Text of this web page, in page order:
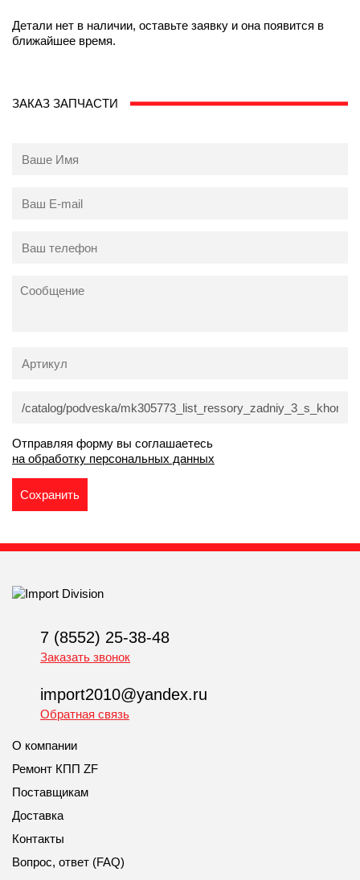
Детали нет в наличии, оставьте заявку и она появится в
ближайшее время.
ЗАКАЗ ЗАПЧАСТИ
Отправляя форму вы соглашаетесь
на обработку персональных данных
7 (8552) 25-38-48
Заказать звонок
import2010@yandex.ru
Обратная связь
О компании
Ремонт КПП ZF
Поставщикам
Доставка
Контакты
Вопрос, ответ (FAQ)